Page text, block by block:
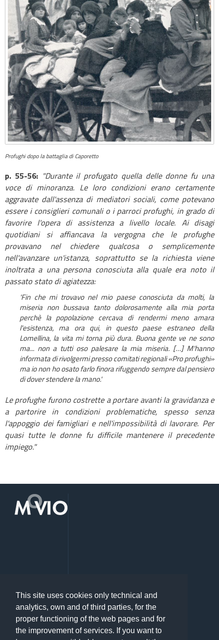
This site uses cookies only technical and
analytics, own and of third parties, for the
proper functioning of the web pages and for
the improvement of services. If you want to
Profughi dopo la battaglia di Caporetto
p. 55-56: "Durante il profugato quella delle donne fu una
voce di minoranza. Le loro condizioni erano certamente
aggravate dall'assenza di mediatori sociali, come potevano
essere i consiglieri comunali o i parroci profughi, in grado di
favorire l'opera di assistenza a livello locale. Ai disagi
quotidiani si affiancava la vergogna che le profughe
provavano nel chiedere qualcosa o semplicemente
nell'avanzare un'istanza, soprattutto se la richiesta viene
inoltrata a una persona conosciuta alla quale era noto il
passato stato di agiatezza:
'Fin che mi trovavo nel mio paese conosciuta da molti, la
miseria non bussava tanto dolorosamente alla mia porta
perchè la popolazione cercava di rendermi meno amara
l'esistenza, ma ora qui, in questo paese estraneo della
Lomellina, la vita mi torna più dura. Buona gente ve ne sono
ma... non a tutti oso palesare la mia miseria. […] M'hanno
informata di rivolgermi presso comitati regionali «Pro profughi»
ma io non ho osato farlo finora rifuggendo sempre dal pensiero
di dover stendere la mano.'
Le profughe furono costrette a portare avanti la gravidanza e
a partorire in condizioni problematiche, spesso senza
l'appoggio dei famigliari e nell'impossibilità di lavorare. Per
quasi tutte le donne fu difficile mantenere il precedente
impiego."